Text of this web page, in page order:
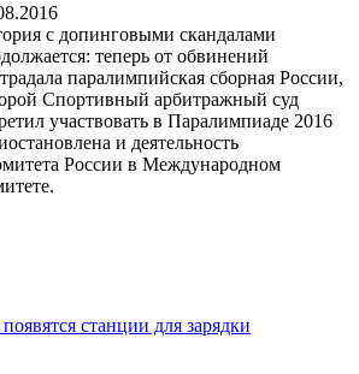
с допинговыми скандалами
теперь от обвинений
паралимпийская сборная России,
Спортивный арбитражный суд
участвовать в Паралимпиаде 2016
и деятельность
России в Международном
станции для зарядки